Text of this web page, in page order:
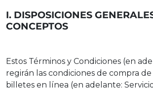
I. DISPOSICIONES
CONCEPTOS
Estos Términos y Condiciones (en
regirán las condiciones de compra
billetes en línea (en adelante: